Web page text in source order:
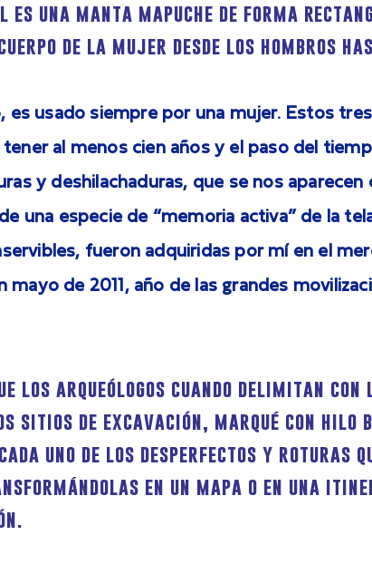
es una manta mapuche de forma
de la mujer desde los hombros
es usado siempre por una mujer. Estos
al menos cien años y el paso del
y deshilachaduras, que se nos aparecen
una especie de “memoria activa” de la
fueron adquiridas por mí en el
mayo de 2011, año de las grandes
los arqueólogos cuando delimitan con
sitios de excavación, marqué con hilo
uno de los desperfectos y roturas
en un mapa o en una